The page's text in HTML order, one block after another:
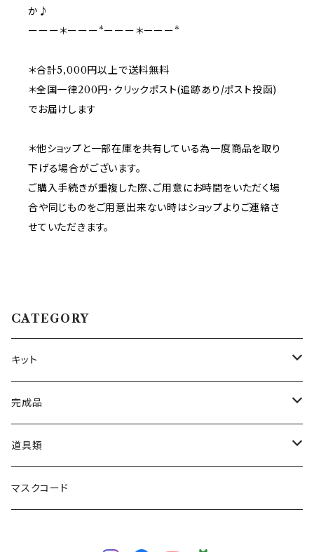
か♪
ーーー＊ーーー*ーーー＊ーーー*
＊合計5,000円以上で送料無料
＊全国一律200円･クリックポスト(追跡あり/ポスト投函)
でお届けします
＊他ショップと一部在庫を共有している為一度商品を取り
下げる場合がございます。
ご購入手続きが重複した際、ご用意にお時間をいただく場
合や同じものをご用意出来ない時はショップよりご連絡さ
せていただきます。
CATEGORY
キット
ネックレス
ブレスレット
ブローチ
完成品
ネックレス
ブレスレット
道具類
ワイヤー専用かぎ針
マスクコード